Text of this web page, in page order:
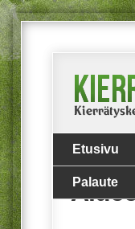
Etusivu
Palaute